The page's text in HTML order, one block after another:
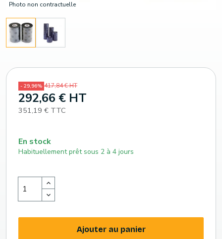
Photo non contractuelle
- 29,96% 417,84 € HT
292,66 € HT
351,19 € TTC
En stock
Habituellement prêt sous 2 à 4 jours
Ajouter au panier